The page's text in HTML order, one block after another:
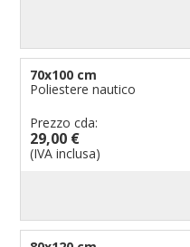
70x100 cm
Poliestere nautico
Prezzo cda:
29,00 €
(IVA inclusa)